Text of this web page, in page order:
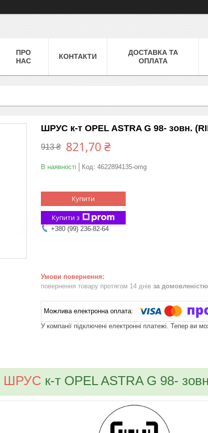
ПРО
НАС
КОНТАКТИ
ДОСТАВКА ТА
ОПЛАТА
ШРУС к-т OPEL ASTRA G 98- зовн.
913 ₴ 821,70 ₴
В наявності Код: 4622894135-omg
Купити
Купити з
+380 (99) 236-82-64
повернення товару протягом 14 днів за домовленістю
У компанії підключені електронні платежі. Тепер ви
ШРУС к-т OPEL ASTRA G 98-